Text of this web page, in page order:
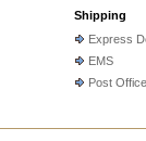
Shipping
Express
EMS
Post Office